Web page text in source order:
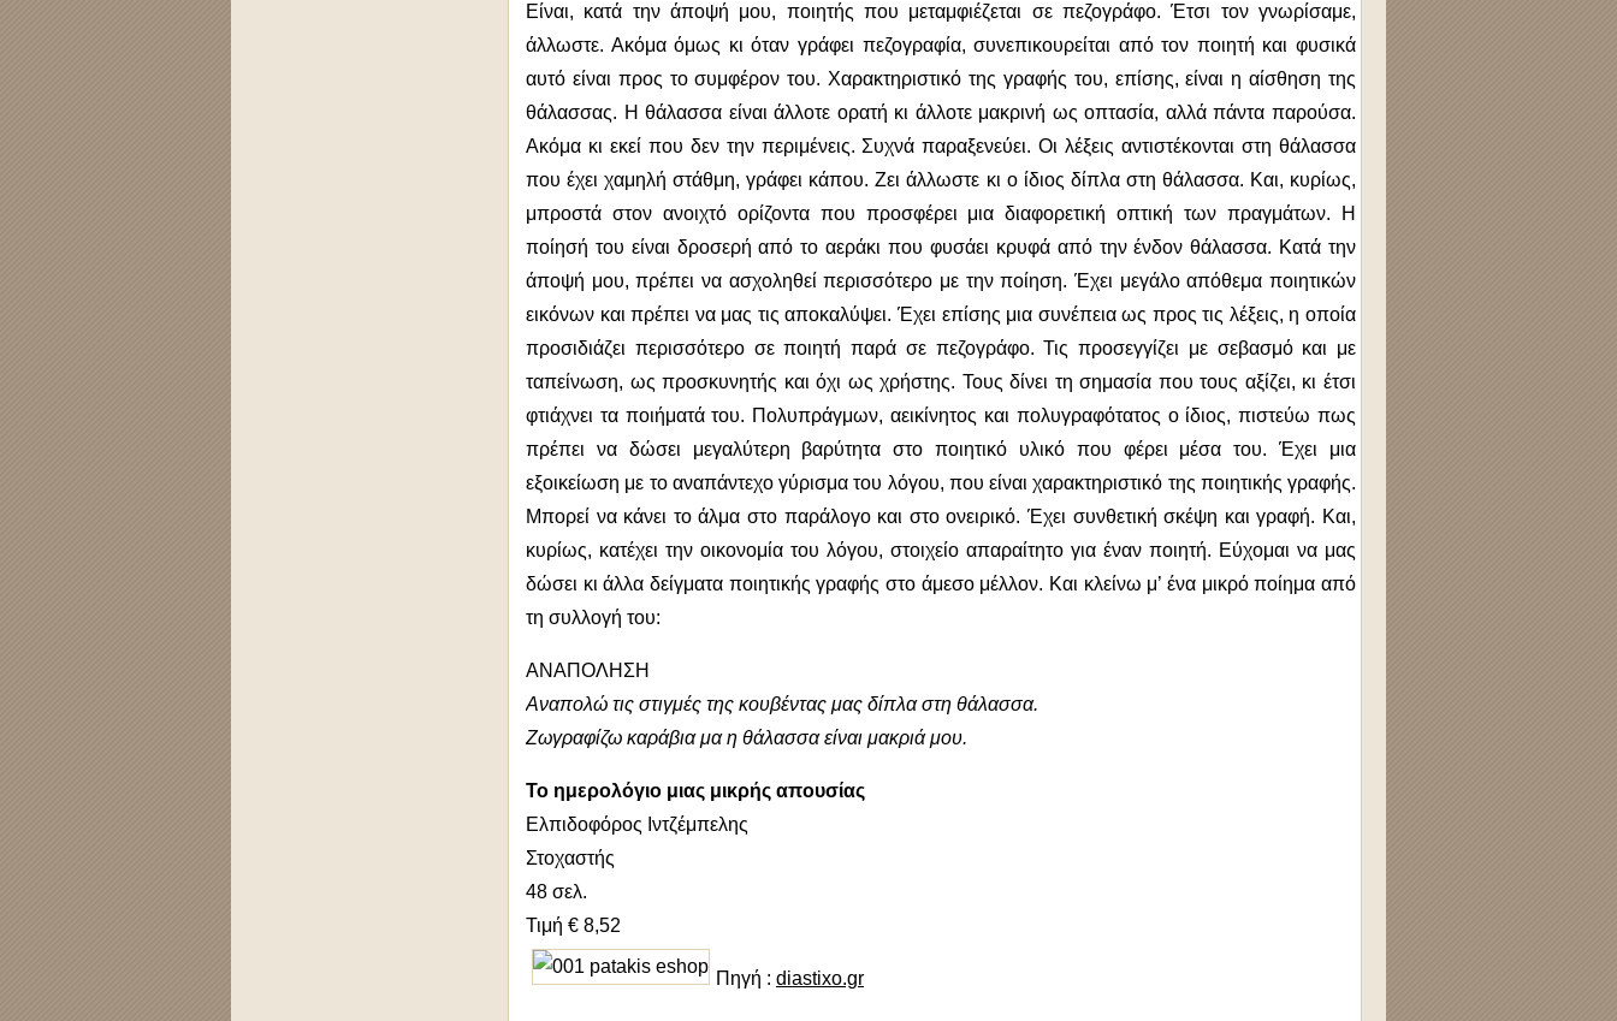
Είναι, κατά την άποψή μου, ποιητής που μεταμφιέζεται σε πεζογράφο. Έτσι τον γνωρίσαμε,
άλλωστε. Ακόμα όμως κι όταν γράφει πεζογραφία, συνεπικουρείται από τον ποιητή και φυσικά
αυτό είναι προς το συμφέρον του. Χαρακτηριστικό της γραφής του, επίσης, είναι η αίσθηση της
θάλασσας. Η θάλασσα είναι άλλοτε ορατή κι άλλοτε μακρινή ως οπτασία, αλλά πάντα παρούσα.
Ακόμα κι εκεί που δεν την περιμένεις. Συχνά παραξενεύει. Οι λέξεις αντιστέκονται στη θάλασσα
που έχει χαμηλή στάθμη, γράφει κάπου. Ζει άλλωστε κι ο ίδιος δίπλα στη θάλασσα. Και, κυρίως,
μπροστά στον ανοιχτό ορίζοντα που προσφέρει μια διαφορετική οπτική των πραγμάτων. Η
ποίησή του είναι δροσερή από το αεράκι που φυσάει κρυφά από την ένδον θάλασσα. Κατά την
άποψή μου, πρέπει να ασχοληθεί περισσότερο με την ποίηση. Έχει μεγάλο απόθεμα ποιητικών
εικόνων και πρέπει να μας τις αποκαλύψει. Έχει επίσης μια συνέπεια ως προς τις λέξεις, η οποία
προσιδιάζει περισσότερο σε ποιητή παρά σε πεζογράφο. Τις προσεγγίζει με σεβασμό και με
ταπείνωση, ως προσκυνητής και όχι ως χρήστης. Τους δίνει τη σημασία που τους αξίζει, κι έτσι
φτιάχνει τα ποιήματά του. Πολυπράγμων, αεικίνητος και πολυγραφότατος ο ίδιος, πιστεύω πως
πρέπει να δώσει μεγαλύτερη βαρύτητα στο ποιητικό υλικό που φέρει μέσα του. Έχει μια
εξοικείωση με το αναπάντεχο γύρισμα του λόγου, που είναι χαρακτηριστικό της ποιητικής γραφής.
Μπορεί να κάνει το άλμα στο παράλογο και στο ονειρικό. Έχει συνθετική σκέψη και γραφή. Και,
κυρίως, κατέχει την οικονομία του λόγου, στοιχείο απαραίτητο για έναν ποιητή. Εύχομαι να μας
δώσει κι άλλα δείγματα ποιητικής γραφής στο άμεσο μέλλον. Και κλείνω μ’ ένα μικρό ποίημα από
τη συλλογή του:
ΑΝΑΠΟΛΗΣΗ
Αναπολώ τις στιγμές της κουβέντας μας δίπλα στη θάλασσα.
Ζωγραφίζω καράβια μα η θάλασσα είναι μακριά μου.
Το ημερολόγιο μιας μικρής απουσίας
Ελπιδοφόρος Ιντζέμπελης
Στοχαστής
48 σελ.
Τιμή € 8,52
Πηγή : diastixo.gr